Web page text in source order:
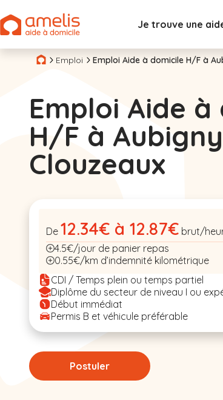
Je trouve une
Emploi Emploi Aide à domicile H/F à
Emploi Aide à
H/F à
Clouzeaux
De 12.34€ à 12.87€ brut/
4.5€/jour de panier repas
0.55€/km d’indemnité kilométrique
CDI / Temps plein ou temps partiel
Diplôme du secteur de niveau I ou
Début immédiat
Permis B et véhicule préférable
Postuler